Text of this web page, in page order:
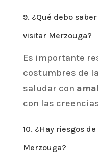
9. ¿Qué debo
visitar Merzouga?
Es importante
costumbres de
saludar con
con las
10. ¿Hay riesgos
Merzouga?